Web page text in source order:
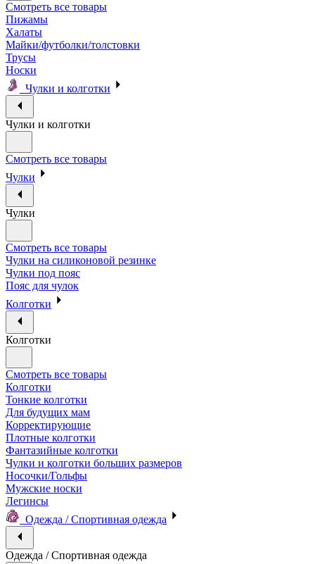
Смотреть все товары
Пижамы
Халаты
Майки/футболки/толстовки
Трусы
Носки
Чулки и колготки
Чулки и колготки
Смотреть все товары
Чулки
Чулки
Смотреть все товары
Чулки на силиконовой резинке
Чулки под пояс
Пояс для чулок
Колготки
Колготки
Смотреть все товары
Колготки
Тонкие колготки
Для будущих мам
Корректирующие
Плотные колготки
Фантазийные колготки
Чулки и колготки больших размеров
Носочки/Гольфы
Мужские носки
Легинсы
Одежда / Спортивная одежда
Одежда / Спортивная одежда